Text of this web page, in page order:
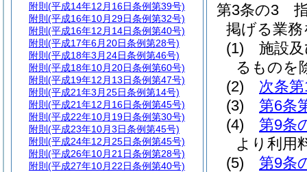
第3条の3
掲げる業
(1)
施設
るものを
(2)
次条
(3)
第6条
(4)
第9条
より利用
(5)
第9条
附則 (平成14年12月16日条例第39号)
附則 (平成16年10月29日条例第32号)
附則 (平成16年12月14日条例第40号)
附則 (平成17年6月20日条例第28号)
附則 (平成18年3月24日条例第46号)
附則 (平成18年10月20日条例第60号)
附則 (平成19年12月13日条例第47号)
附則 (平成21年3月25日条例第14号)
附則 (平成21年12月16日条例第45号)
附則 (平成22年10月19日条例第30号)
附則 (平成23年10月3日条例第45号)
附則 (平成24年12月25日条例第45号)
附則 (平成26年10月21日条例第28号)
附則 (平成27年10月22日条例第40号)